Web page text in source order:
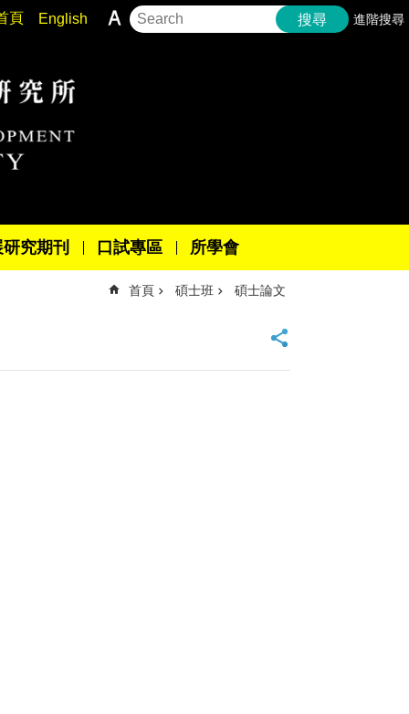
頁 English 搜尋 進階搜尋
究期刊 口試專區 所學會
首頁 碩士班 碩士論文